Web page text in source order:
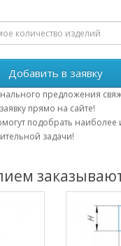
Добавить в заявку
предложения
прямо на сайте!
подобрать наиболее
задачи!